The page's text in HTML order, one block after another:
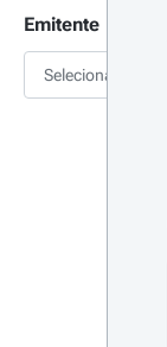
Emitente
Selecionar